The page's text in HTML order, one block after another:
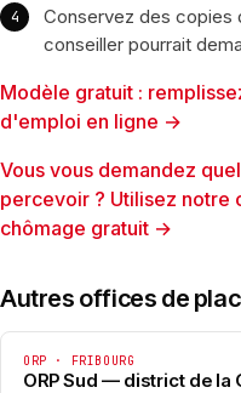
Conservez des
conseiller pourrait
Modèle gratuit :
d'emploi en ligne →
Vous vous demandez
percevoir ? Utilisez notre
chômage gratuit →
Autres offices de
ORP · FRIBOURG
ORP Sud — district de la